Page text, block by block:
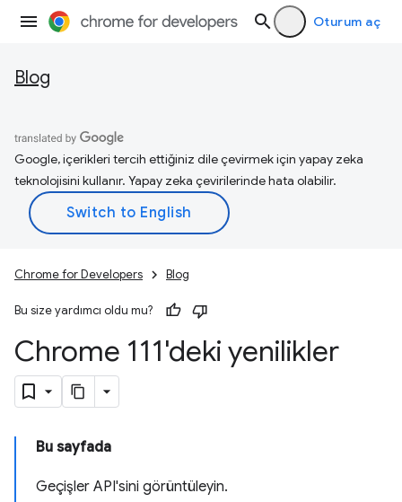
Oturum aç
Blog
Google, içerikleri tercih ettiğiniz dile çevirmek için yapay zeka
teknolojisini kullanır. Yapay zeka çevirilerinde hata olabilir.
Chrome for Developers Blog
Bu size yardımcı oldu mu?
Chrome 111'deki yenilikler
Bu sayfada
Geçişler API'sini görüntüleyin.